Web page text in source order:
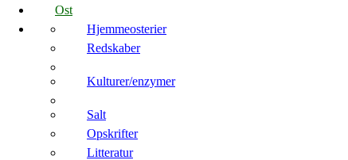
Ost
Hjemmeosterier
Redskaber
Kulturer/enzymer
Salt
Opskrifter
Litteratur